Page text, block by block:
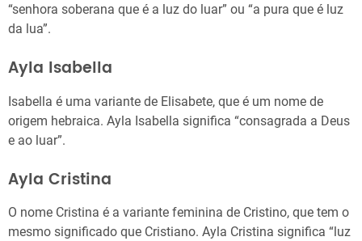
“senhora soberana que é a luz do luar” ou “a pura que é luz
da lua”.
Ayla Isabella
Isabella é uma variante de Elisabete, que é um nome de
origem hebraica. Ayla Isabella significa “consagrada a Deus
e ao luar”.
Ayla Cristina
O nome Cristina é a variante feminina de Cristino, que tem o
mesmo significado que Cristiano. Ayla Cristina significa “luz